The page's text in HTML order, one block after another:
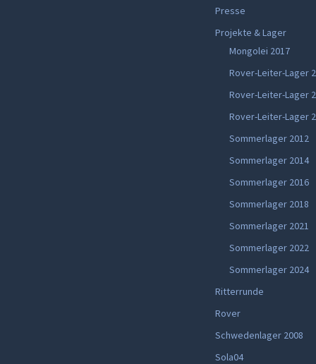
Presse
Projekte & Lager
Mongolei 2017
Rover-Leiter-Lager
Rover-Leiter-Lager
Rover-Leiter-Lager
Sommerlager 2012
Sommerlager 2014
Sommerlager 2016
Sommerlager 2018
Sommerlager 2021
Sommerlager 2022
Sommerlager 2024
Ritterrunde
Rover
Schwedenlager 2008
Sola04